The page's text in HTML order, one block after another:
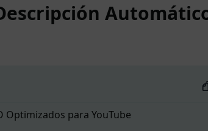
Optimizados para YouTube